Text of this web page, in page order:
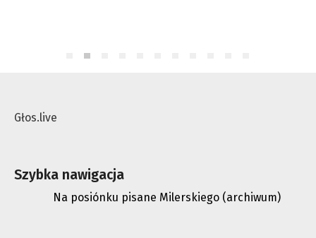
Głos.live
Szybka nawigacja
Na posiónku pisane Milerskiego (archiwum)